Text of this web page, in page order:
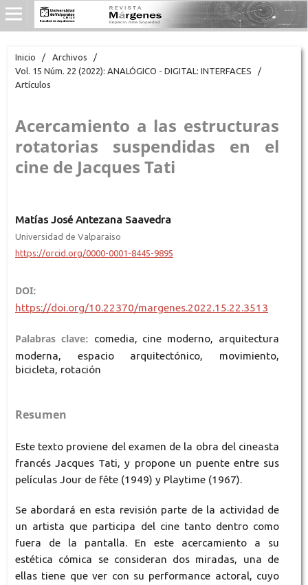
Inicio / Archivos
/
Vol. 15 Núm. 22 (2022): ANALÓGICO - DIGITAL: INTERFACES
/
Artículos
Acercamiento a las estructuras
rotatorias suspendidas en el
cine de Jacques Tati
Matías José Antezana Saavedra
Universidad de Valparaiso
https://orcid.org/0000-0001-8445-9895
DOI:
https://doi.org/10.22370/margenes.2022.15.22.3513
Palabras clave: comedia, cine moderno, arquitectura
moderna, espacio arquitectónico, movimiento,
bicicleta, rotación
Resumen
Este texto proviene del examen de la obra del cineasta
francés Jacques Tati, y propone un puente entre sus
películas Jour de fête (1949) y Playtime (1967).
Se abordará en esta revisión parte de la actividad de
un artista que participa del cine tanto dentro como
fuera de la pantalla. En este acercamiento a su
estética cómica se consideran dos miradas, una de
ellas tiene que ver con su performance actoral, cuyo